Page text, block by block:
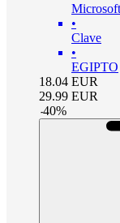
•
Clave
•
EGIPTO
18.04 EUR
29.99 EUR
-40%